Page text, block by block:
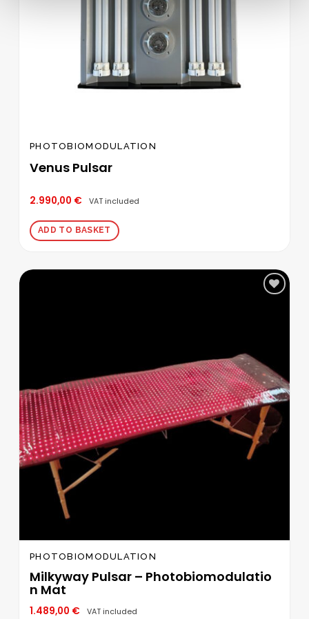
PHOTOBIOMODULATION
Venus Pulsar
2.990,00 € VAT included
ADD TO BASKET
PHOTOBIOMODULATION
Milkyway Pulsar – Photobiomodulatio
n Mat
1.489,00 € VAT included